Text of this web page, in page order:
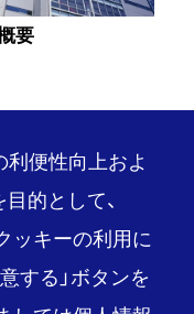
要
利便性向上およ
的として、
ッキーの利用に
する」ボタンを